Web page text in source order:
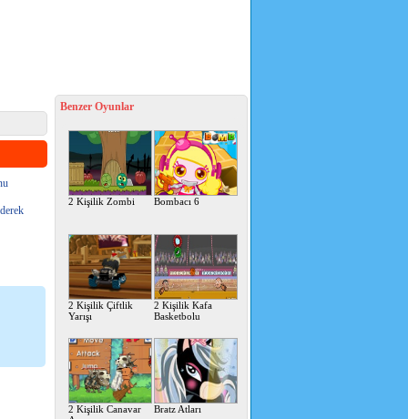
Benzer Oyunlar
2 Kişilik Zombi Bombacı 6
2 Kişilik Çiftlik
Yarışı
2 Kişilik Kafa
Basketbolu
2 Kişilik Canavar
Bratz Atları